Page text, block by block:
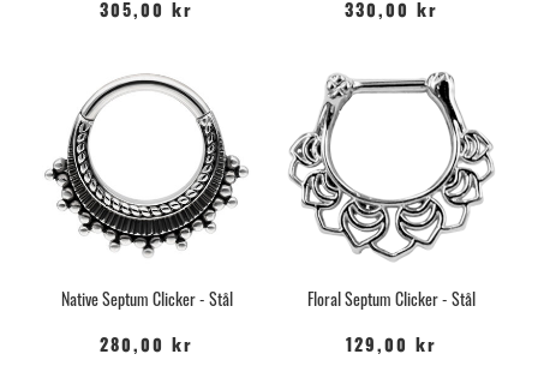
305,00 kr 330,00 kr
Native Septum Clicker - Stål
280,00 kr
Floral Septum Clicker - Stål
129,00 kr